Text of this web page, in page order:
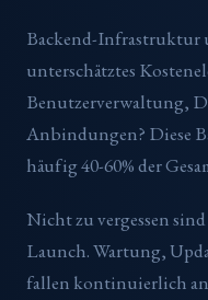
Backend-Infrastruktur
unterschätztes
Benutzerverwaltung,
Anbindungen? Diese
häufig 40-60% der
Nicht zu vergessen
Launch. Wartung,
fallen kontinuierlich an